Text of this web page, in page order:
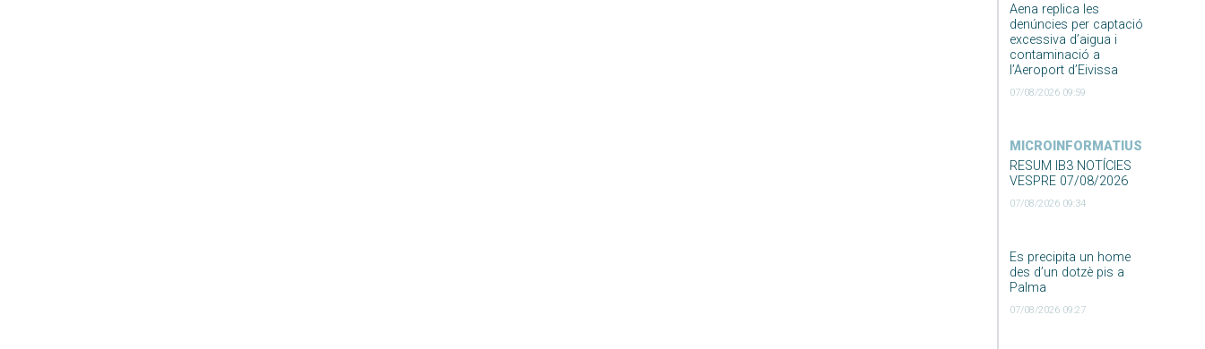
Aena replica les
denúncies per captació
excessiva d’aigua i
contaminació a
l’Aeroport d’Eivissa
07/08/2026 09:59
MICROINFORMATIUS
RESUM IB3 NOTÍCIES
VESPRE 07/08/2026
07/08/2026 09:34
Es precipita un home
des d’un dotzè pis a
Palma
07/08/2026 09:27